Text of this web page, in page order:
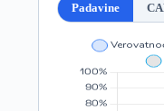
Padavine